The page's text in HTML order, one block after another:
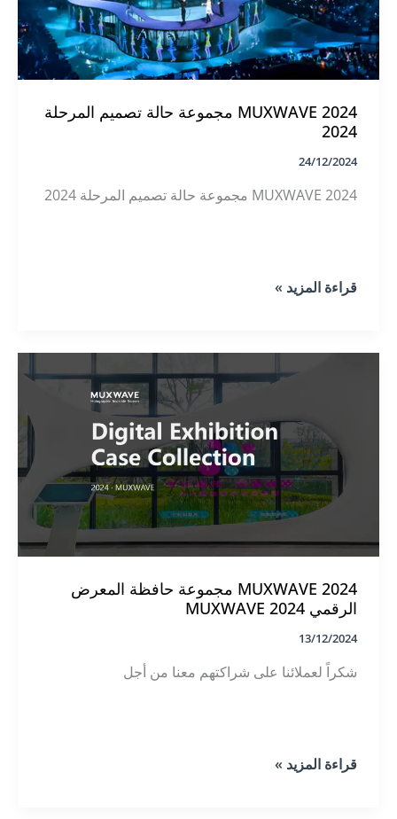
MUXWAVE 2024 مجموعة حالة تصميم المرحلة
2024
24/12/2024
MUXWAVE 2024 مجموعة حالة تصميم المرحلة 2024
MUXWAVE
تصميم
قراءة المزيد »
MUXWAVE 2024 مجموعة حافظة المعرض
الرقمي MUXWAVE 2024
13/12/2024
شكراً لعملائنا على شراكتهم معنا من أجل
MUXWAVE
2024
قراءة المزيد »